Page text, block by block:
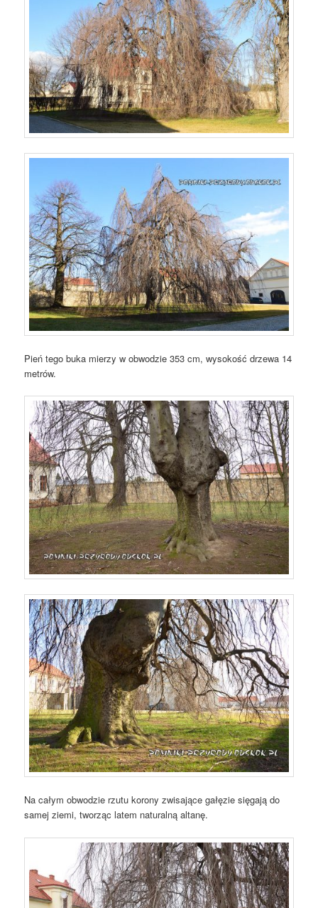
Pień tego buka mierzy w obwodzie 353 cm, wysokość drzewa 14
metrów.
Na całym obwodzie rzutu korony zwisające gałęzie sięgają do
samej ziemi, tworząc latem naturalną altanę.